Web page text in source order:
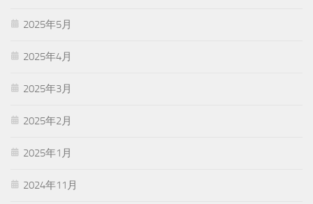
2025年5月
2025年4月
2025年3月
2025年2月
2025年1月
2024年11月